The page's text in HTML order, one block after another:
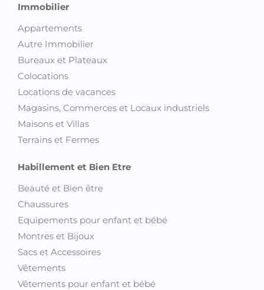
Immobilier
Appartements
Autre Immobilier
Bureaux et Plateaux
Colocations
Locations de vacances
Magasins, Commerces et Locaux industriels
Maisons et Villas
Terrains et Fermes
Habillement et Bien Etre
Beauté et Bien être
Chaussures
Equipements pour enfant et bébé
Montres et Bijoux
Sacs et Accessoires
Vêtements
Vêtements pour enfant et bébé